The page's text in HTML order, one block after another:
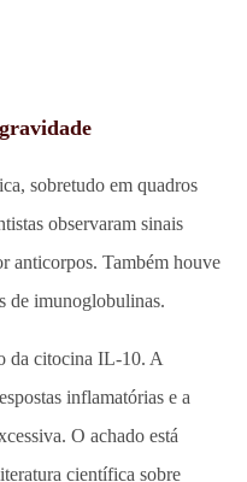
sobretudo em quadros
observaram sinais
anticorpos. Também houve
de imunoglobulinas.
da citocina IL-10. A
inflamatórias e a
O achado está
científica sobre